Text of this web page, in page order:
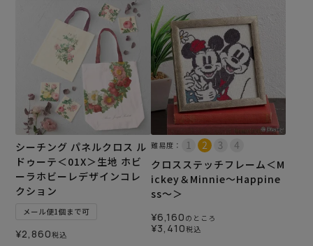
シーチング パネルクロス ル
ドゥーテ＜01X＞生地 ホビ
ーラホビーレデザインコレ
クション
メール便1個まで可
¥2,860税込
難易度：
クロスステッチフレーム＜M
ickey＆Minnie～Happine
ss～＞
¥6,160 のところ
¥3,410税込